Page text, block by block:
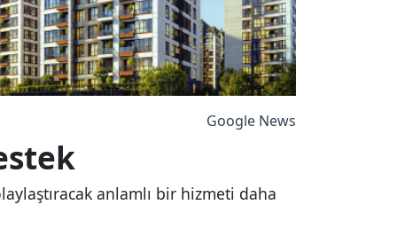
Google News
anlamlı bir hizmeti daha